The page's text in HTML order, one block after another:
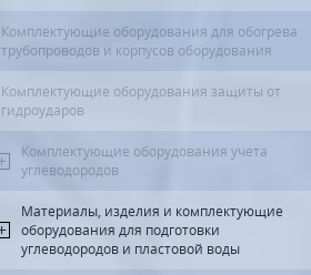
Комплектующие оборудования для обогрева
трубопроводов и корпусов оборудования
Комплектующие оборудования защиты от
гидроударов
Комплектующие оборудования учета
углеводородов
Материалы, изделия и комплектующие
оборудования для подготовки
углеводородов и пластовой воды